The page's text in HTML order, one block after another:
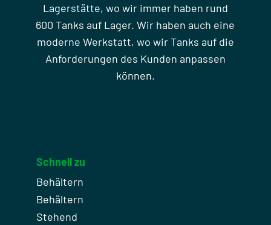
Lagerstätte, wo wir immer haben rund
600 Tanks auf Lager. Wir haben auch eine
moderne Werkstatt, wo wir Tanks auf die
Anforderungen des Kunden anpassen
können.
Schnell zu
Behältern
Behältern
Stehend